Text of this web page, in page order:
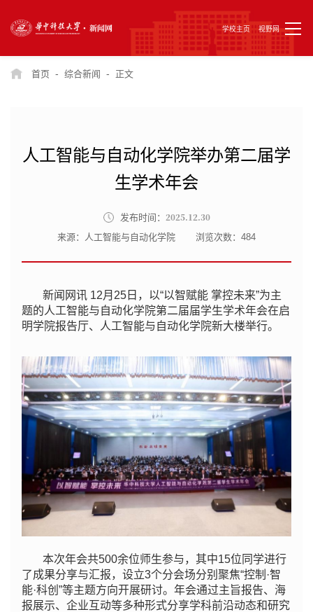
学校主页 视野网
首页 - 综合新闻 - 正文
人工智能与自动化学院举办第二届学
生学术年会
发布时间： 2025.12.30
来源：人工智能与自动化学院 浏览次数： 484
新闻网讯 12月25日， 以“以智赋能 掌控未来”为主
题的人工智能与自动化学院第二届届学生学术年会在启
明学院报告厅、人工智能与自动化学院新大楼举行。
本次年会共500余位师生参与，其中15位同学进行
了成果分享与汇报，设立3个分会场分别聚焦“控制·智
能·科创”等主题方向开展研讨。年会通过主旨报告、海
报展示、企业互动等多种形式分享学科前沿动态和研究